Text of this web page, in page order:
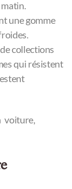
une gomme
collections
qui résistent
voiture,